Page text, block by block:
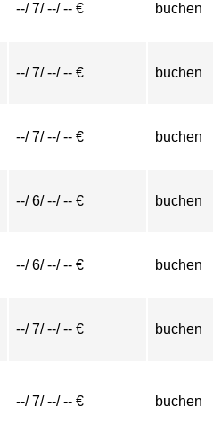
--/ 7/ --/ -- € buchen
--/ 7/ --/ -- € buchen
--/ 7/ --/ -- € buchen
--/ 6/ --/ -- € buchen
--/ 6/ --/ -- € buchen
--/ 7/ --/ -- € buchen
--/ 7/ --/ -- € buchen